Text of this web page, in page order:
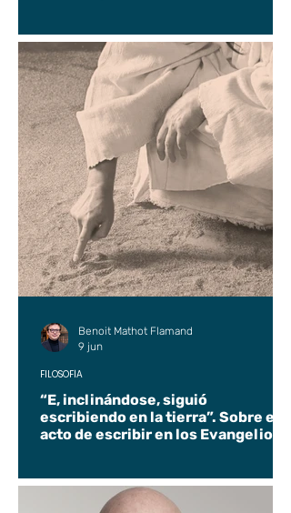
“E, inclinándose, siguió
escribiendo en la tierra”. Sobre el
acto de escribir en los Evangelios.
FILOSOFÍA
Benoit Mathot Flamand
9 jun